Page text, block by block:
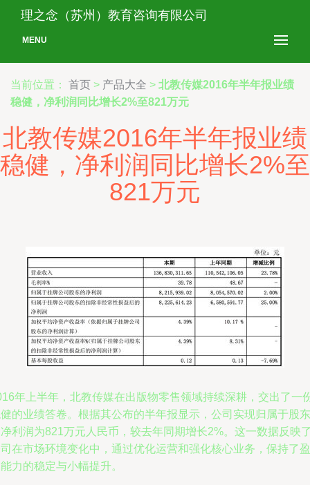
理之念（苏州）教育咨询有限公司
MENU
当前位置： 首页 > 产品大全 > 北教传媒2016年半年报业绩
稳健，净利润同比增长2%至821万元
北教传媒2016年半年报业绩
稳健，净利润同比增长2%至
821万元
年上半年，北教传媒在出版物零售领域持续深耕，交出了一
的业绩答卷。根据其公布的半年报显示，公司实现归属于股东
利润为821万元人民币，较去年同期增长2%。这一数据反映
在市场环境变化中，通过优化运营和强化核心业务，保持了盈
力的稳定与小幅提升。